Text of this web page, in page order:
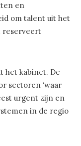
en
om talent uit het
reserveert
het kabinet. De
sectoren ‘waar
urgent zijn en
in de regio